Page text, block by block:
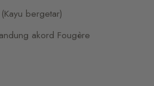
bergetar)
akord Fougère